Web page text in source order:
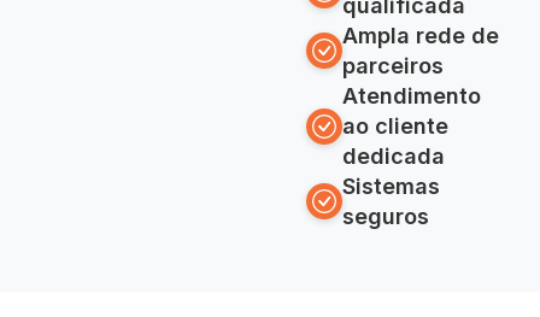
qualificada
Ampla rede de
parceiros
Atendimento
ao cliente
dedicada
Sistemas
seguros